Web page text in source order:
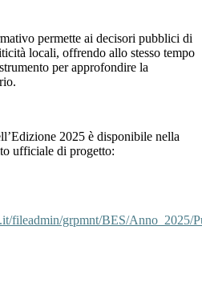
permette ai decisori pubblici di
locali, offrendo allo stesso tempo
per approfondire la
2025 è disponibile nella
ufficiale di progetto:
fileadmin/grpmnt/BES/